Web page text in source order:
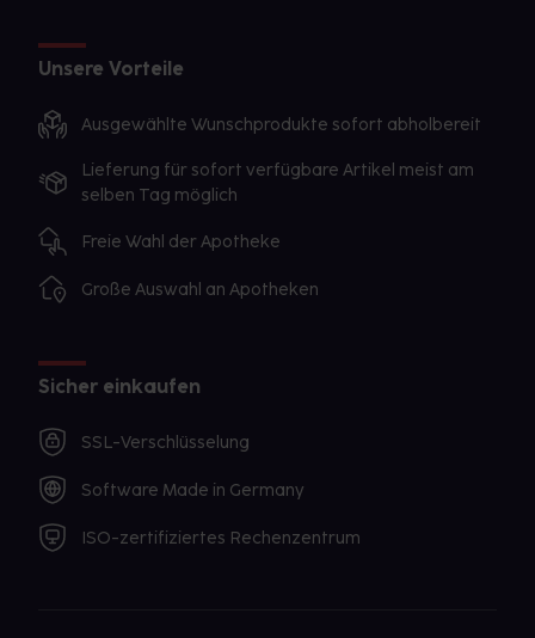
Unsere Vorteile
Ausgewählte Wunschprodukte sofort abholbereit
Lieferung für sofort verfügbare Artikel meist am
selben Tag möglich
Freie Wahl der Apotheke
Große Auswahl an Apotheken
Sicher einkaufen
SSL-Verschlüsselung
Software Made in Germany
ISO-zertifiziertes Rechenzentrum